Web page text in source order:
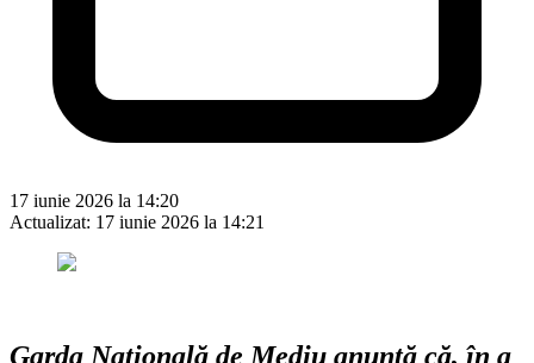
17 iunie 2026 la 14:20
Actualizat: 17 iunie 2026 la 14:21
Garda Naţională de Mediu anunţă că, în a